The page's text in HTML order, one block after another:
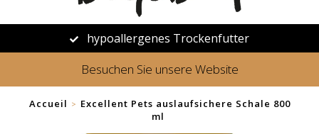
hypoallergenes Trockenfutter
Besuchen Sie unsere Website
Accueil > Excellent Pets auslaufsichere Schale 800
ml